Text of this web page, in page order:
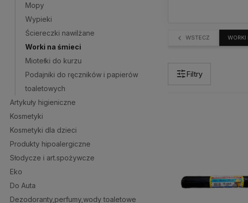
Mopy
Wypieki
Ściereczki nawilżane
Worki na śmieci
Miotełki do kurzu
Podajniki do ręczników i papierów
toaletowych
Artykuły higieniczne
Kosmetyki
Kosmetyki dla dzieci
Produkty hipoalergiczne
Słodycze i art.spożywcze
Eko
Do Auta
Dezodoranty,perfumy,wody toaletowe
WSTECZ WORKI
Filtry